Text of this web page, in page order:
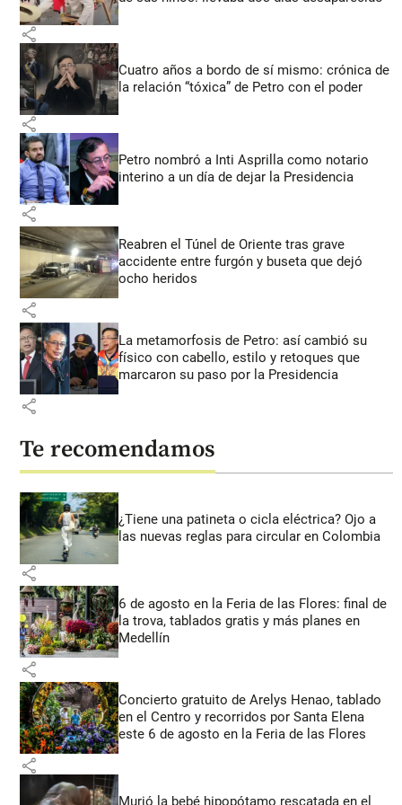
share
Cuatro años a bordo de sí mismo: crónica de
la relación “tóxica” de Petro con el poder
share
Petro nombró a Inti Asprilla como notario
interino a un día de dejar la Presidencia
share
Reabren el Túnel de Oriente tras grave
accidente entre furgón y buseta que dejó
ocho heridos
share
La metamorfosis de Petro: así cambió su
físico con cabello, estilo y retoques que
marcaron su paso por la Presidencia
share
Te recomendamos
¿Tiene una patineta o cicla eléctrica? Ojo a
las nuevas reglas para circular en Colombia
share
6 de agosto en la Feria de las Flores: final de
la trova, tablados gratis y más planes en
Medellín
share
Concierto gratuito de Arelys Henao, tablado
en el Centro y recorridos por Santa Elena
este 6 de agosto en la Feria de las Flores
share
Murió la bebé hipopótamo rescatada en el